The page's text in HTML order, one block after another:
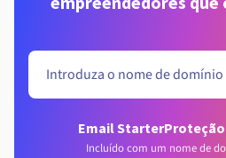
Email StarterProteção
Incluído com um nome de